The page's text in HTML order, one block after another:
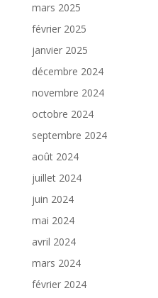
mars 2025
février 2025
janvier 2025
décembre 2024
novembre 2024
octobre 2024
septembre 2024
août 2024
juillet 2024
juin 2024
mai 2024
avril 2024
mars 2024
février 2024